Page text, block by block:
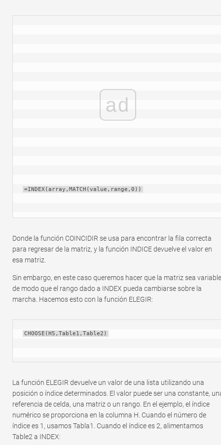
ad
=INDEX(array,MATCH(value,range,0))
Donde la función COINCIDIR se usa para encontrar la fila correcta
para regresar de la matriz, y la función INDICE devuelve el valor en
esa matriz.
Sin embargo, en este caso queremos hacer que la matriz sea
de modo que el rango dado a INDEX pueda cambiarse sobre la
marcha. Hacemos esto con la función ELEGIR:
CHOOSE(H5,Table1,Table2)
La función ELEGIR devuelve un valor de una lista utilizando una
posición o índice determinados. El valor puede ser una constante,
referencia de celda, una matriz o un rango. En el ejemplo, el índice
numérico se proporciona en la columna H. Cuando el número de
índice es 1, usamos Tabla1. Cuando el índice es 2, alimentamos
Table2 a INDEX: